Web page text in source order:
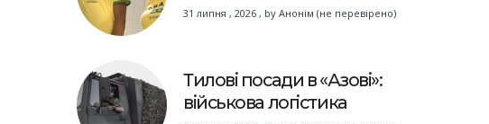
31 липня , 2026 , by Анонім (не перевірено)
Тилові посади в «Азові»:
військова логістика